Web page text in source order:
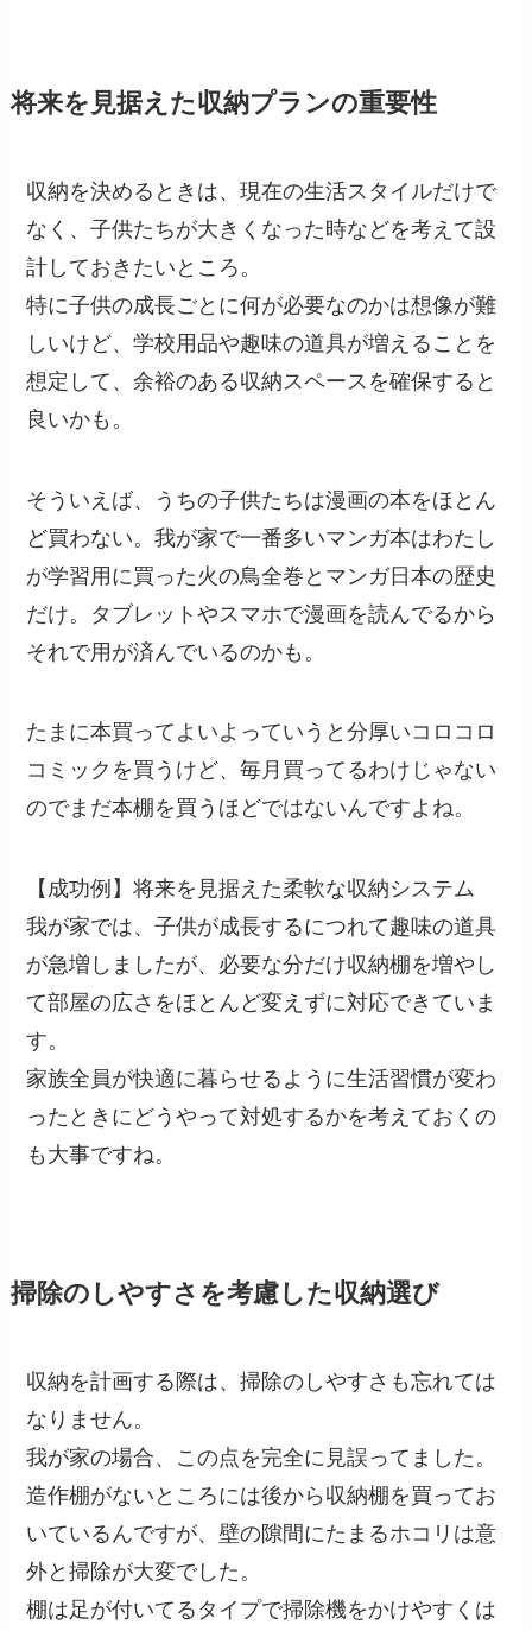
将来を見据えた収納プランの重要性
収納を決めるときは、現在の生活スタイルだけで
なく、子供たちが大きくなった時などを考えて設
計しておきたいところ。
特に子供の成長ごとに何が必要なのかは想像が難
しいけど、学校用品や趣味の道具が増えることを
想定して、余裕のある収納スペースを確保すると
良いかも。
そういえば、うちの子供たちは漫画の本をほとん
ど買わない。我が家で一番多いマンガ本はわたし
が学習用に買った火の鳥全巻とマンガ日本の歴史
だけ。タブレットやスマホで漫画を読んでるから
それで用が済んでいるのかも。
たまに本買ってよいよっていうと分厚いコロコロ
コミックを買うけど、毎月買ってるわけじゃない
のでまだ本棚を買うほどではないんですよね。
【成功例】将来を見据えた柔軟な収納システム
我が家では、子供が成長するにつれて趣味の道具
が急増しましたが、必要な分だけ収納棚を増やし
て部屋の広さをほとんど変えずに対応できていま
す。
家族全員が快適に暮らせるように生活習慣が変わ
ったときにどうやって対処するかを考えておくの
も大事ですね。
掃除のしやすさを考慮した収納選び
収納を計画する際は、掃除のしやすさも忘れては
なりません。
我が家の場合、この点を完全に見誤ってました。
造作棚がないところには後から収納棚を買ってお
いているんですが、壁の隙間にたまるホコリは意
外と掃除が大変でした。
棚は足が付いてるタイプで掃除機をかけやすくは